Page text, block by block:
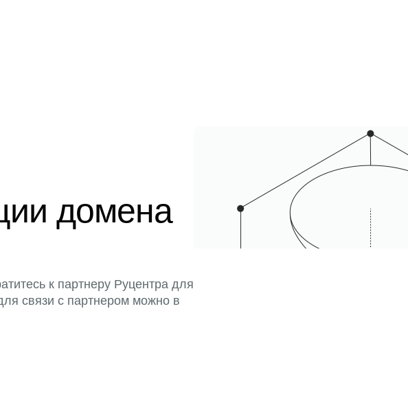
домена
к партнеру Руцентра для
связи с партнером можно в